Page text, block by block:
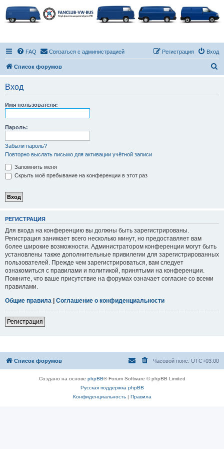
FAQ Связаться с администрацией Вход
Регистрация
Список форумов
Вход
Имя пользователя:
Пароль:
Забыли пароль?
Повторно выслать письмо для активации учётной записи
Запомнить меня
Скрыть моё пребывание на конференции в этот раз
РЕГИСТРАЦИЯ
Для входа на конференцию вы должны быть зарегистрированы.
Регистрация занимает всего несколько минут, но предоставляет вам
более широкие возможности. Администратором конференции могут быть
установлены также дополнительные привилегии для зарегистрированных
пользователей. Прежде чем зарегистрироваться, вам следует
ознакомиться с правилами и политикой, принятыми на конференции.
Помните, что ваше присутствие на форумах означает согласие со всеми
правилами.
Общие правила
Соглашение о конфиденциальности
Регистрация
Список форумов Часовой пояс: UTC+03:00
Создано на основе phpBB® Forum Software © phpBB Limited
Русская поддержка phpBB
Конфиденциальность| Правила